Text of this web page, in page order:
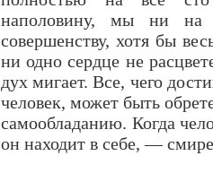
наполовину, мы ни на
совершенству, хотя бы
ни одно сердце не
дух мигает. Все, чего
человек, может быть
самообладанию. Когда
он находит в себе, —